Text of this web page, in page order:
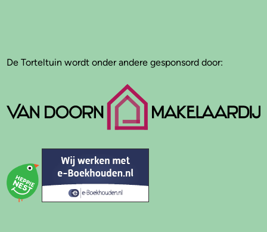
De Torteltuin wordt onder andere gesponsord door: